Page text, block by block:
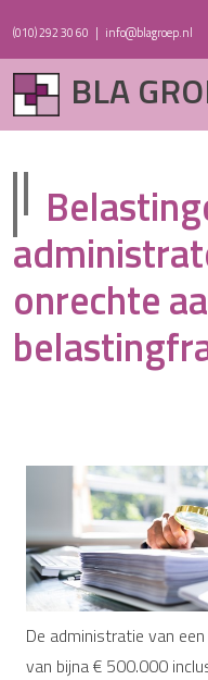
(010) 292 30 60 | info@blagroep.nl
BLA
onrechte
De administratie van
van bijna € 500.000